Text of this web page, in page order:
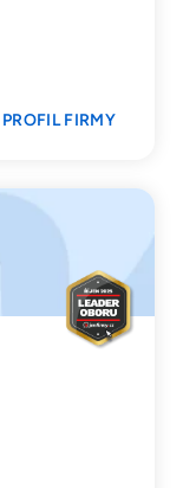
PROFIL FIRMY